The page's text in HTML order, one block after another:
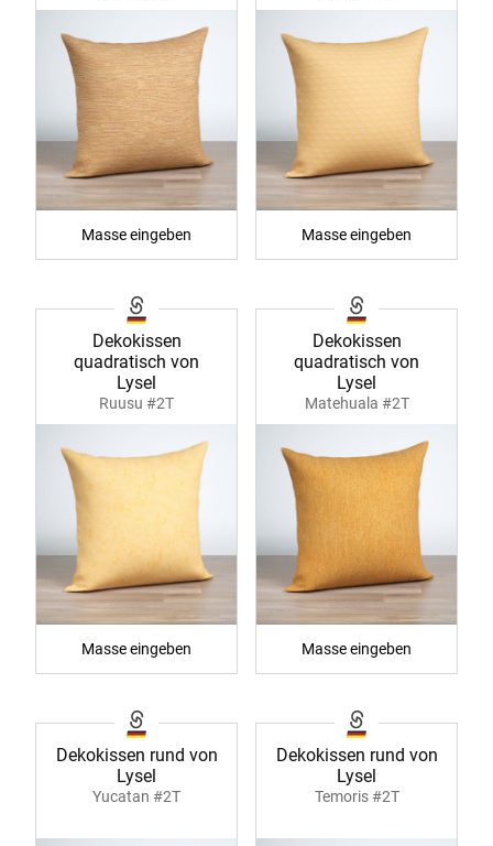
Masse eingeben Masse eingeben
Dekokissen
quadratisch von
Lysel
Ruusu #2T
Masse eingeben
Dekokissen
quadratisch von
Lysel
Matehuala #2T
Masse eingeben
Dekokissen rund von
Lysel
Yucatan #2T
Dekokissen rund von
Lysel
Temoris #2T